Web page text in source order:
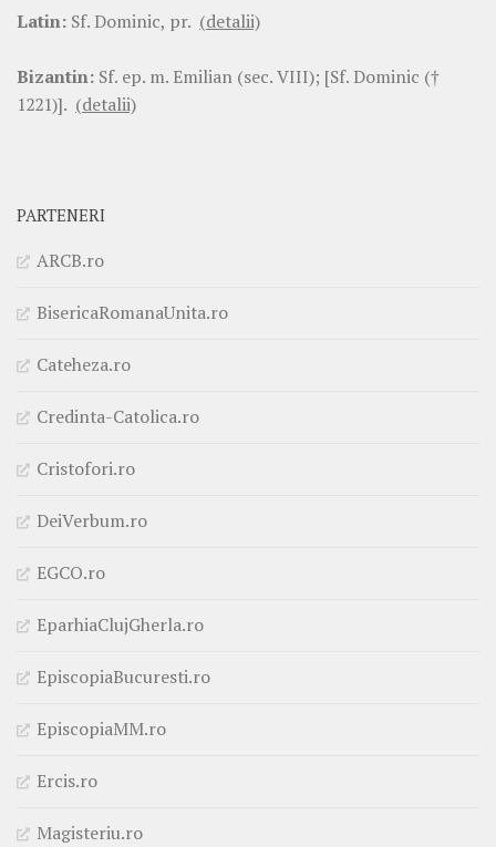
Latin: Sf. Dominic, pr. (detalii)
Bizantin: Sf. ep. m. Emilian (sec. VIII); [Sf. Dominic (†
1221)]. (detalii)
PARTENERI
ARCB.ro
BisericaRomanaUnita.ro
Cateheza.ro
Credinta-Catolica.ro
Cristofori.ro
DeiVerbum.ro
EGCO.ro
EparhiaClujGherla.ro
EpiscopiaBucuresti.ro
EpiscopiaMM.ro
Ercis.ro
Magisteriu.ro